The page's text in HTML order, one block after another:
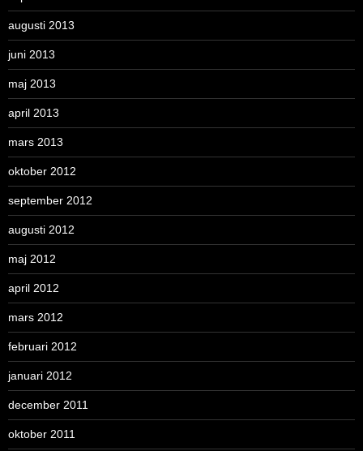
augusti 2013
juni 2013
maj 2013
april 2013
mars 2013
oktober 2012
september 2012
augusti 2012
maj 2012
april 2012
mars 2012
februari 2012
januari 2012
december 2011
oktober 2011